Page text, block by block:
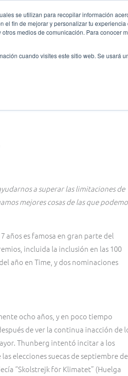
se utilizan para recopilar información
el fin de mejorar y personalizar tu
medios de comunicación. Para conocer
cuando visites este sitio web. Se usará
Ligas y Torneos Formación
a superar las limitaciones de
mejores cosas de las que
años es famosa en gran parte del
incluida la inclusión en las 100
año en Time, y dos nominaciones
ocho años, y en poco tiempo
de ver la continua inacción de
Thunberg intentó incitar a los
elecciones suecas de septiembre de
“Skolstrejk för Klimatet” (Huelga